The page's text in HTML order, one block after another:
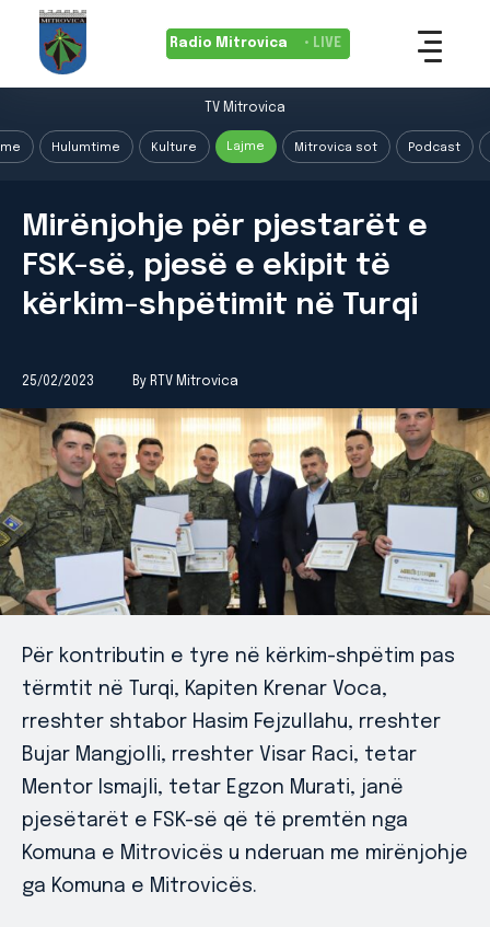
Radio Mitrovica • LIVE
TV Mitrovica
Hulumtime Kulture Lajme Mitrovica sot Podcast
Mirënjohje për pjestarët e
FSK-së, pjesë e ekipit të
kërkim-shpëtimit në Turqi
25/02/2023 By RTV Mitrovica
Për kontributin e tyre në kërkim-shpëtim pas
tërmtit në Turqi, Kapiten Krenar Voca,
rreshter shtabor Hasim Fejzullahu, rreshter
Bujar Mangjolli, rreshter Visar Raci, tetar
Mentor Ismajli, tetar Egzon Murati, janë
pjesëtarët e FSK-së që të premtën nga
Komuna e Mitrovicës u nderuan me mirënjohje
ga Komuna e Mitrovicës.